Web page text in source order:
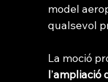
model
qualsevol
La moció
l’ampliació